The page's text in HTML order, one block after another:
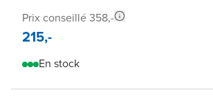
Prix conseillé 358,-
215,-
En stock